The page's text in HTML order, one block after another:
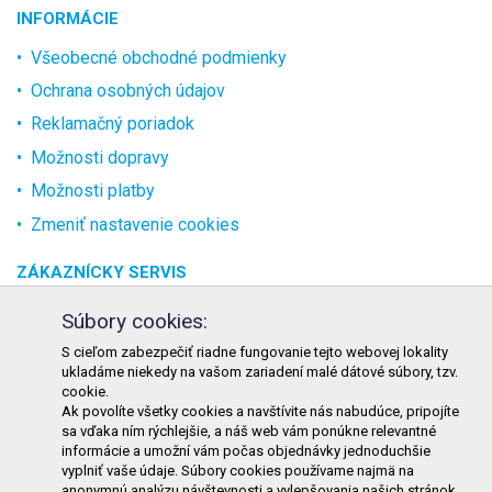
INFORMÁCIE
Všeobecné obchodné podmienky
Ochrana osobných údajov
Reklamačný poriadok
Možnosti dopravy
Možnosti platby
Zmeniť nastavenie cookies
ZÁKAZNÍCKY SERVIS
O spoločnosti
Kontakt
Odstúpenie od zmluvy online
KONTAKT
TURON GASTRO s.r.o.
Súbory cookies:
S cieľom zabezpečiť riadne fungovanie tejto webovej lokality
ukladáme niekedy na vašom zariadení malé dátové súbory, tzv.
cookie.
Ak povolíte všetky cookies a navštívite nás nabudúce, pripojíte
sa vďaka ním rýchlejšie, a náš web vám ponúkne relevantné
informácie a umožní vám počas objednávky jednoduchšie
vyplniť vaše údaje. Súbory cookies používame najmä na